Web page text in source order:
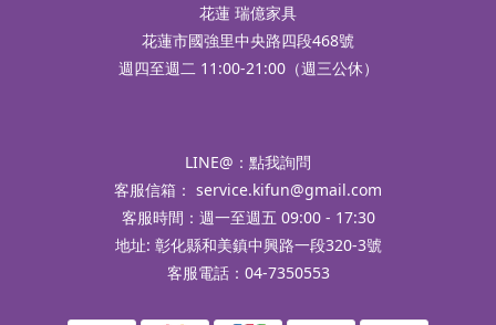
花蓮 瑞億家具
花蓮市國強里中央路四段468號
週四至週二 11:00-21:00（週三公休）
LINE@： 點我詢問
客服信箱： service.kifun@gmail.com
客服時間：週一至週五 09:00 - 17:30
地址: 彰化縣和美鎮中興路一段320-3號
客服電話：04-7350553